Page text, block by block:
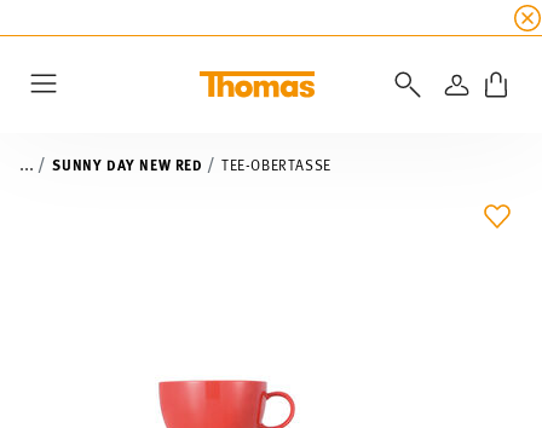
☀️ Bis zu 45% Rabatt auf alle
... SUNNY DAY NEW RED TEE-OBERTASSE
ADD